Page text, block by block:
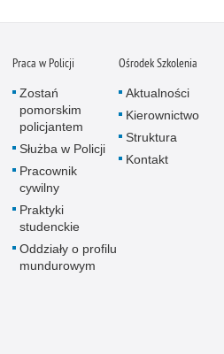
Praca w Policji
Zostań
pomorskim
policjantem
Służba w Policji
Pracownik
cywilny
Praktyki
studenckie
Oddziały o profilu
mundurowym
Ośrodek Szkolenia
Aktualności
Kierownictwo
Struktura
Kontakt